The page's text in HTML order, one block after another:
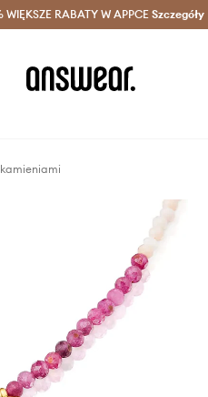
> Dostawa nawet w 24h >
WIĘKSZE RABATY W APPCE Szczegóły